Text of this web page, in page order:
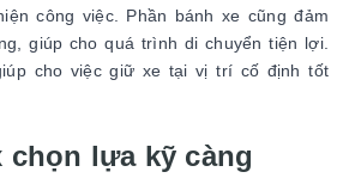
công việc. Phần bánh xe cũng đảm
giúp cho quá trình di chuyển tiện lợi.
cho việc giữ xe tại vị trí cố định tốt
chọn lựa kỹ càng